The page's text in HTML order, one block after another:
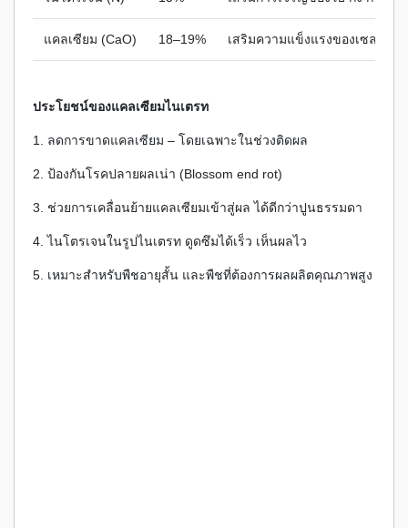
แคลเซียม (CaO) 18–19% เสริมความแข็งแรงของเซลล์พืช
ประโยชน์ของแคลเซียมไนเตรท
1. ลดการขาดแคลเซียม – โดยเฉพาะในช่วงติดผล
2. ป้องกันโรคปลายผลเน่า (Blossom end rot)
3. ช่วยการเคลื่อนย้ายแคลเซียมเข้าสู่ผล ได้ดีกว่าปูนธรรมดา
4. ไนโตรเจนในรูปไนเตรท ดูดซึมได้เร็ว เห็นผลไว
5. เหมาะสำหรับพืชอายุสั้น และพืชที่ต้องการผลผลิตคุณภาพสูง